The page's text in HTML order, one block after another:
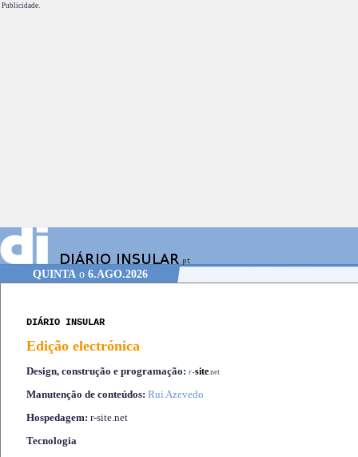
Publicidade.
QUINTAo 6.AGO.2026
DIÁRIO INSULAR
Edição electrónica
Design, construção e programação: r-site.net
Manutenção de conteúdos: Rui Azevedo
Hospedagem: r-site.net
Tecnologia